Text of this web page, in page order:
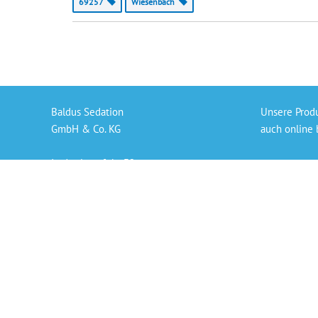
Baldus Sedation
GmbH & Co. KG
In der Langfuhr 32
Unsere
auch online